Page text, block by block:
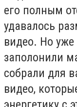
его полным
удавалось
видео. Но уже
заполонили
собрали для
видео,